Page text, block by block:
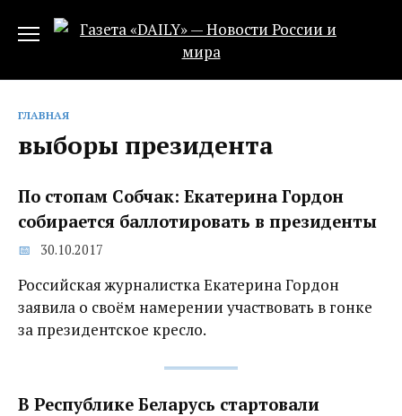
ГЛАВНАЯ
выборы президента
По стопам Собчак: Екатерина Гордон
собирается баллотировать в президенты
30.10.2017
Российская журналистка Екатерина Гордон
заявила о своём намерении участвовать в гонке
за президентское кресло.
В Республике Беларусь стартовали